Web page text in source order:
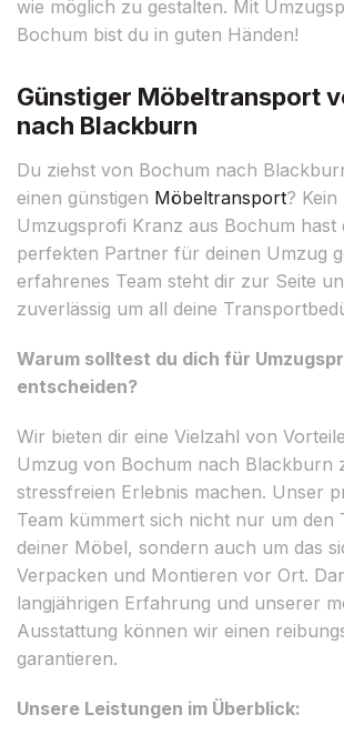
wie möglich zu gestalten. Mit
Bochum bist du in guten Händen!
Günstiger Möbeltransport
nach Blackburn
Du ziehst von Bochum nach
einen günstigen Möbeltransport?
Umzugsprofi Kranz aus Bochum hast
perfekten Partner für deinen Umzug
erfahrenes Team steht dir zur Seite
zuverlässig um all deine
Warum solltest du dich für
entscheiden?
Wir bieten dir eine Vielzahl von
Umzug von Bochum nach Blackburn
stressfreien Erlebnis machen. Unser
Team kümmert sich nicht nur um den
deiner Möbel, sondern auch um das
Verpacken und Montieren vor Ort.
langjährigen Erfahrung und unserer
Ausstattung können wir einen
garantieren.
Unsere Leistungen im Überblick: